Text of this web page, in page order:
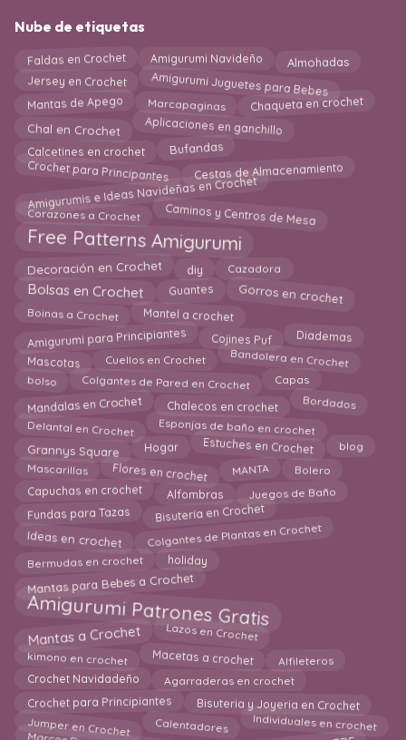
Nube de etiquetas
Faldas en Crochet Amigurumi Navideño Almohadas
Jersey en Crochet Amigurumi Juguetes para Bebes
Mantas de Apego Marcapaginas Chaqueta en crochet
Chal en Crochet Aplicaciones en ganchillo
Calcetines en crochet Bufandas
Crochet para Principantes Cestas de Almacenamiento
Amigurumis e Ideas Navideñas en Crochet
Corazones a Crochet Caminos y Centros de Mesa
Free Patterns Amigurumi
Decoración en Crochet diy Cazadora
Bolsas en Crochet Guantes Gorros en crochet
Boinas a Crochet Mantel a crochet
Amigurumi para Principiantes Cojines Puf Diademas
Mascotas Cuellos en Crochet Bandolera en Crochet
bolso Colgantes de Pared en Crochet Capas
Mandalas en Crochet Chalecos en crochet Bordados
Delantal en Crochet Esponjas de baño en crochet
Grannys Square Hogar Estuches en Crochet blog
Mascarillas Flores en crochet MANTA Bolero
Capuchas en crochet Alfombras Juegos de Baño
Fundas para Tazas Bisutería en Crochet
Ideas en crochet Colgantes de Plantas en Crochet
Bermudas en crochet holiday
Mantas para Bebes a Crochet
Amigurumi Patrones Gratis
Mantas a Crochet Lazos en Crochet
kimono en crochet Macetas a crochet Alfileteros
Crochet Navidadeño Agarraderas en crochet
Crochet para Principiantes Bisuteria y Joyeria en Crochet
Jumper en Crochet Calentadores Individuales en crochet